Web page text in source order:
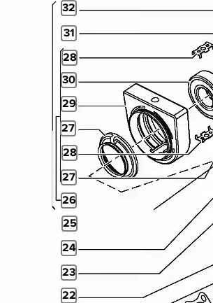
22
23
24
25
26
27
27
28
28
29
30
31
32